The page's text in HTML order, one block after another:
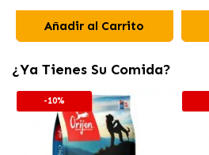
Añadir al Carrito
¿Ya Tienes Su Comida?
-10%